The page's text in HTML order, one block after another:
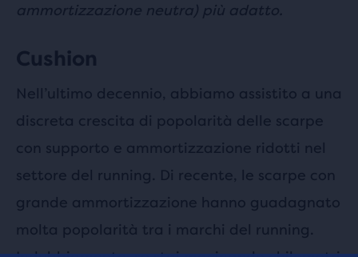
ammortizzazione neutra) più adatto.
Cushion
Nell’ultimo decennio, abbiamo assistito a una
discreta crescita di popolarità delle scarpe
con supporto e ammortizzazione ridotti nel
settore del running. Di recente, le scarpe con
grande ammortizzazione hanno guadagnato
molta popolarità tra i marchi del running.